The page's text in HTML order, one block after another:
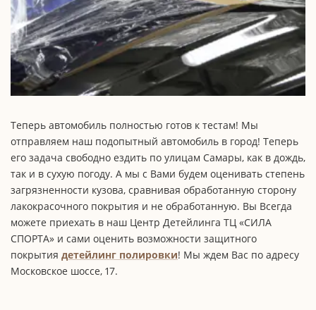
Теперь автомобиль полностью готов к тестам! Мы
отправляем наш подопытный автомобиль в город! Теперь
его задача свободно ездить по улицам Самары, как в дождь,
так и в сухую погоду. А мы с Вами будем оценивать степень
загрязненности кузова, сравнивая обработанную сторону
лакокрасочного покрытия и не обработанную. Вы Всегда
можете приехать в наш Центр Детейлинга ТЦ «СИЛА
СПОРТА» и сами оценить возможности защитного
покрытия детейлинг полировки! Мы ждем Вас по адресу
Московское шоссе, 17.